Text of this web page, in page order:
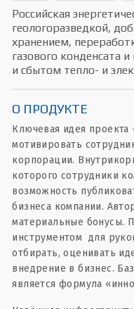
Российская
геологоразведкой,
хранением,
газового конденсата
и сбытом тепло- и
О ПРОДУКТЕ
Ключевая идея
мотивировать
корпорации.
которого сотрудники
возможность
бизнеса компании.
материальные бонусы.
инструментом для
отбирать, оценивать
внедрение в бизнес.
является формула